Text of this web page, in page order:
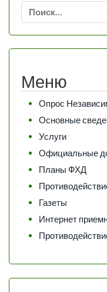
Найти:
Меню
Опрос
Основные
Услуги
Официальные
Планы ФХД
Газеты
Интернет